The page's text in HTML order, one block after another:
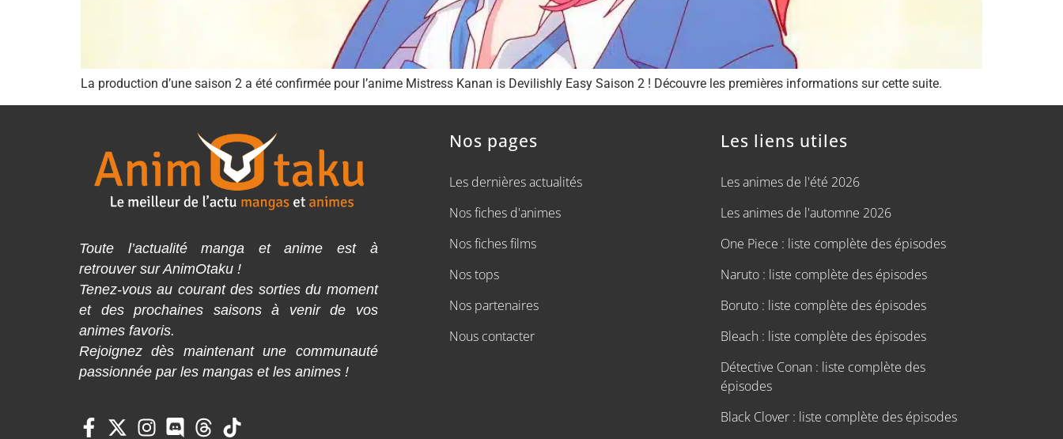
La production d’une saison 2 a été confirmée pour l’anime Mistress Kanan is Devilishly Easy Saison 2 ! Découvre les premières informations sur cette suite.
Toute l’actualité manga et anime est à
retrouver sur AnimOtaku !
Tenez-vous au courant des sorties du moment
et des prochaines saisons à venir de vos
animes favoris.
Rejoignez dès maintenant une communauté
passionnée par les mangas et les animes !
Nos pages
Les dernières actualités
Nos fiches d'animes
Nos fiches films
Nos tops
Nos partenaires
Nous contacter
Les liens utiles
Les animes de l'été 2026
Les animes de l'automne 2026
One Piece : liste complète des épisodes
Naruto : liste complète des épisodes
Boruto : liste complète des épisodes
Bleach : liste complète des épisodes
Détective Conan : liste complète des
épisodes
Black Clover : liste complète des épisodes